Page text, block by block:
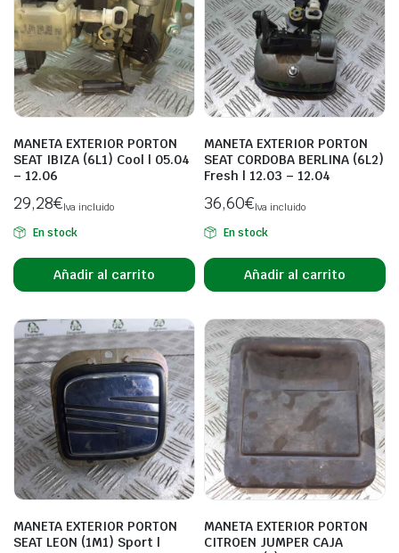
MANETA EXTERIOR PORTON
SEAT IBIZA (6L1) Cool | 05.04
– 12.06
29,28€Iva incluido
En stock
Añadir al carrito
MANETA EXTERIOR PORTON
SEAT CORDOBA BERLINA (6L2)
Fresh | 12.03 – 12.04
36,60€Iva incluido
En stock
Añadir al carrito
MANETA EXTERIOR PORTON
SEAT LEON (1M1) Sport |
MANETA EXTERIOR PORTON
CITROEN JUMPER CAJA